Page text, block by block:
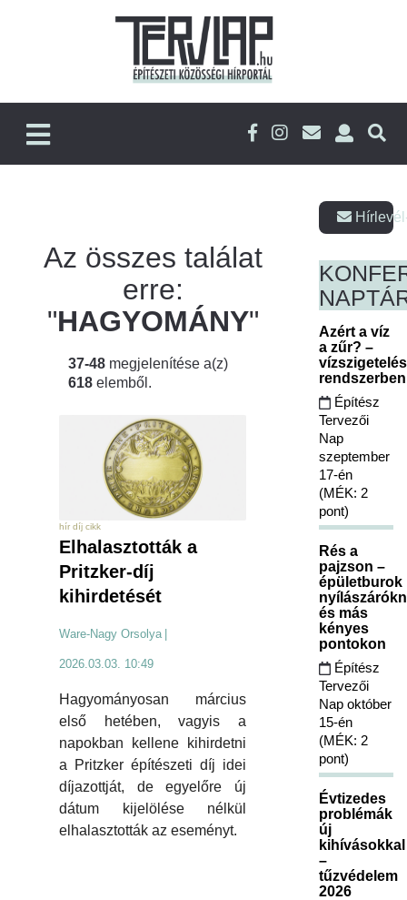
Az összes találat
erre:
"HAGYOMÁNY"
37-48 megjelenítése a(z)
618 elemből.
hír díj cikk
Elhalasztották a
Pritzker-díj
kihirdetését
Ware-Nagy Orsolya |
2026.03.03. 10:49
Hagyományosan március
első hetében, vagyis a
napokban kellene kihirdetni
a Pritzker építészeti díj idei
díjazottját, de egyelőre új
dátum kijelölése nélkül
elhalasztották az eseményt.
Azért a víz
a zűr? –
Építész
Tervezői
Nap
szeptember
17-én
(MÉK: 2
pont)
Rés a
pajzson –
épületburok
és más
kényes
pontokon
Építész
Tervezői
Nap október
15-én
(MÉK: 2
pont)
Évtizedes
problémák
új
kihívásokkal
–
tűzvédelem
2026